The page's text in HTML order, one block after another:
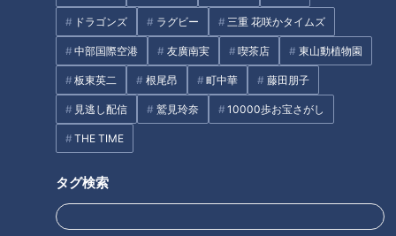
ドラゴンズ ラグビー 三重 花咲かタイムズ
中部国際空港 友廣南実 喫茶店 東山動植物園
板東英二 根尾昂 町中華 藤田朋子
見逃し配信 鷲見玲奈 10000歩お宝さがし
THE TIME
タグ検索
ドキュメンタリー WEB限定
ピエロと呼ばれた息子
オススメ関連コンテンツ